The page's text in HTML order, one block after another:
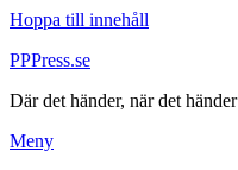
Hoppa till innehåll
PPPress.se
Där det händer, när det händer
Meny